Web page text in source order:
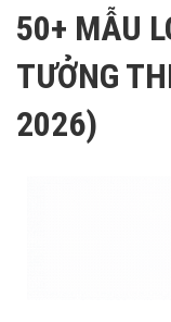
50+ MẪU
TƯỞNG
2026)